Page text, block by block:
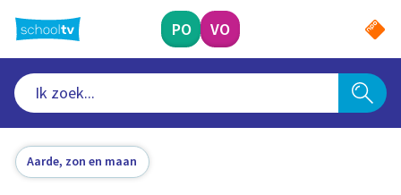
naar
hoofdinhoud
PO VO
Aarde, zon en maan